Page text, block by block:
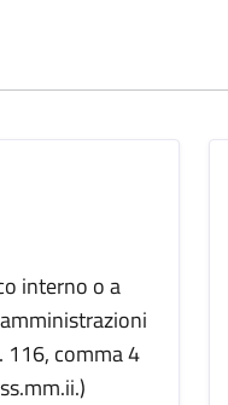
interno o a
116, comma 4